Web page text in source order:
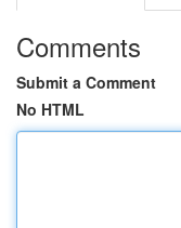
Comments
Submit a Comment
No HTML